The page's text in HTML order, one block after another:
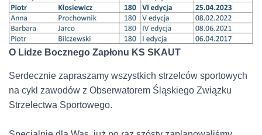
O Lidze Bocznego Zapłonu KS SKAUT
Serdecznie zapraszamy wszystkich strzelców sportowych
na cykl zawodów z Obserwatorem Śląskiego Związku
Strzelectwa Sportowego.